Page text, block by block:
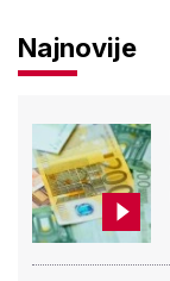
Najnovije